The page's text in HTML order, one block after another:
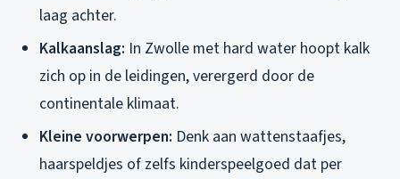
laag achter.
Kalkaanslag: In Zwolle met hard water hoopt kalk
zich op in de leidingen, verergerd door de
continentale klimaat.
Kleine voorwerpen: Denk aan wattenstaafjes,
haarspeldjes of zelfs kinderspeelgoed dat per